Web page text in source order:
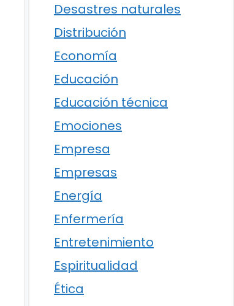
Desastres naturales
Distribución
Economía
Educación
Educación técnica
Emociones
Empresa
Empresas
Energía
Enfermería
Entretenimiento
Espiritualidad
Ética